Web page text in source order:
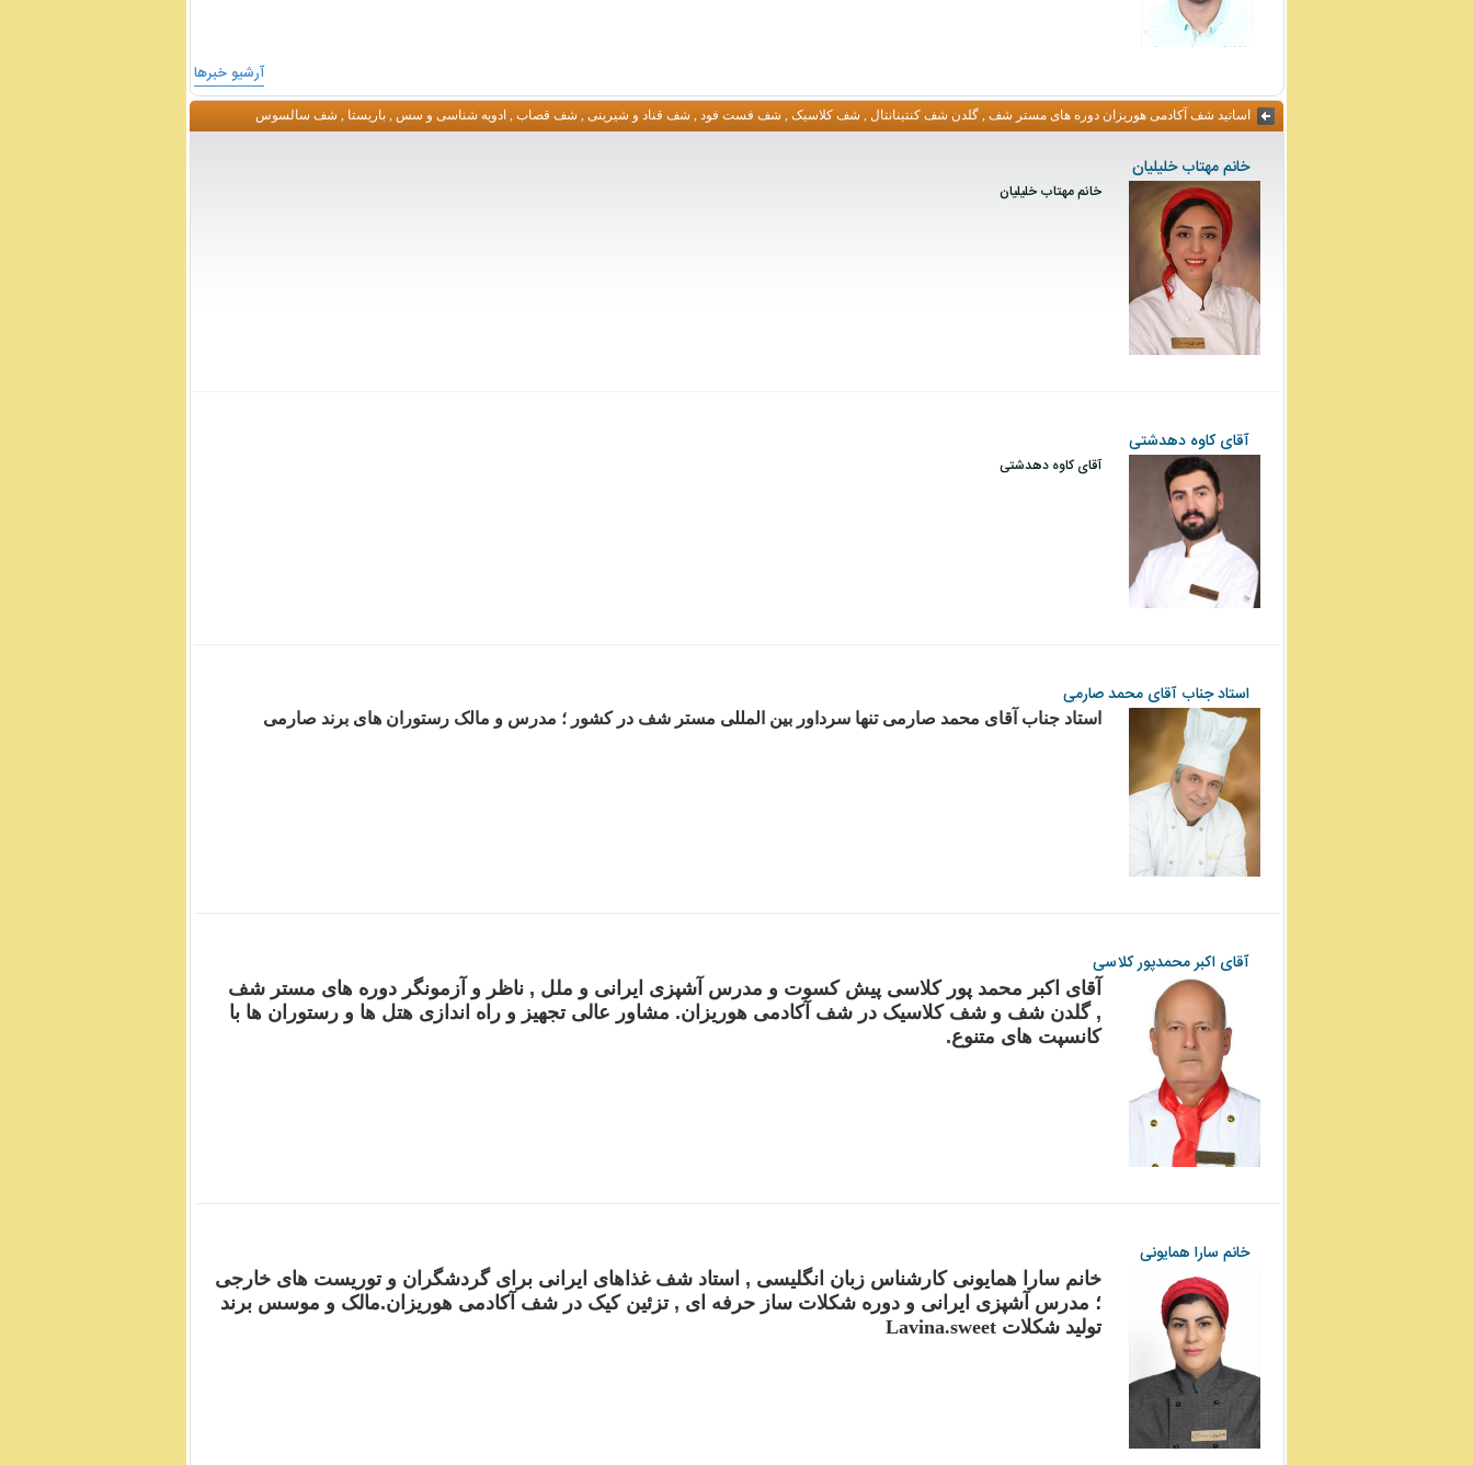
آرشیو خبر‌ها
اساتید شف آکادمی هوریزان دوره های مستر شف , گلدن شف کنتینانتال , شف کلاسیک , شف فست فود , شف قناد و شیرینی , شف قصاب , ادویه شناسی و سس , باریستا , شف سالسوس
خانم مهتاب خلیلیان
خانم مهتاب خلیلیان
آقای کاوه دهدشتی
آقای کاوه دهدشتی
استاد جناب آقای محمد صارمی
استاد جناب آقای محمد صارمی تنها سرداور بین المللی مستر شف در کشور ؛ مدرس و مالک رستوران های برند صارمی
آقای اکبر محمدپور کلاسی
آقای اکبر محمد پور کلاسی پیش کسوت و مدرس آشپزی ایرانی و ملل , ناظر و آزمونگر دوره های مستر شف
, گلدن شف و شف کلاسیک در شف آکادمی هوریزان. مشاور عالی تجهیز و راه اندازی هتل ها و رستوران ها با
کانسپت های متنوع.
خانم سارا همایونی
خانم سارا همایونی کارشناس زبان انگلیسی , استاد شف غذاهای ایرانی برای گردشگران و توریست های خارجی
؛ مدرس آشپزی ایرانی و دوره شکلات ساز حرفه ای , تزئین کیک در شف آکادمی هوریزان.مالک و موسس برند
تولید شکلات Lavina.sweet